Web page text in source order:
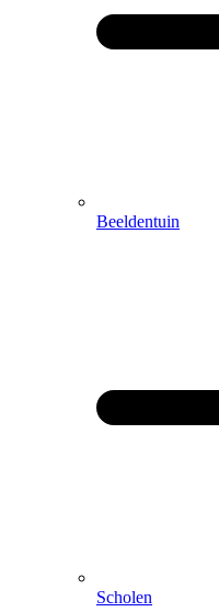
Beeldentuin
Scholen